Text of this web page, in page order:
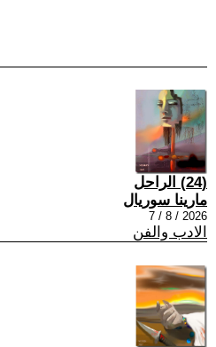
(24) الراحل
مارينا سوريال
2026 / 8 / 7
الادب والفن